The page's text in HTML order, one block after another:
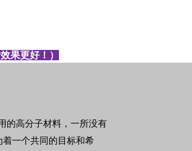
果更好！）
的高分子材料，一所没有
一个共同的目标和希